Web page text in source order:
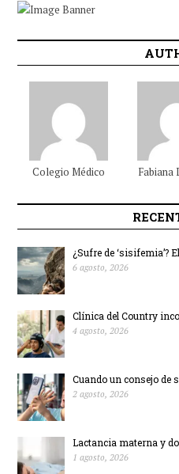
Colegio Médico
Fabiana
¿Sufre de ‘sisifemia’?
6 agosto, 2026
Clínica del Country
4 agosto, 2026
Cuando un consejo de
2 agosto, 2026
Lactancia materna y
1 agosto, 2026